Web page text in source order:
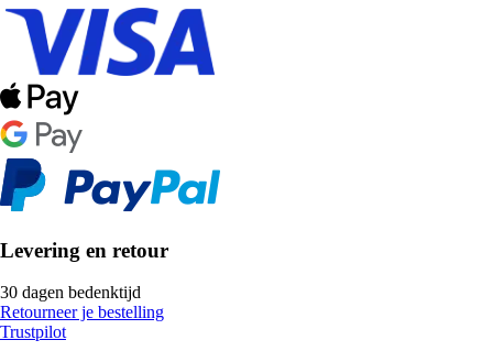
Levering en retour
30 dagen bedenktijd
Retourneer je bestelling
Trustpilot